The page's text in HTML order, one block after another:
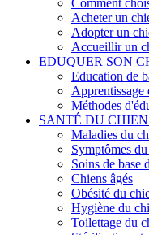
Comment
Acheter un
Adopter un
Accueillir un
EDUQUER SON
Education de
Apprentissage
Méthodes
SANTÉ DU CHIEN
Maladies du
Symptômes
Soins de base
Chiens âgés
Obésité du
Hygiène du
Toilettage du